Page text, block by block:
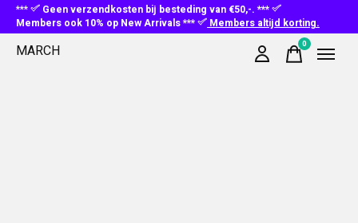
***
Geen verzendkosten bij besteding van €50,-. ***
Members ook 10% op New Arrivals ***
Members altijd korting.
MARCH 0items